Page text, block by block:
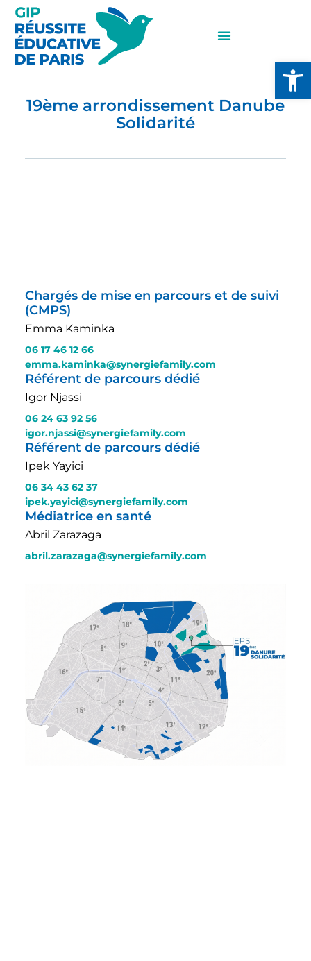
Ouvrir
19ème arrondissement Danube
Solidarité
Chargés de mise en parcours et de suivi
(CMPS)
Emma Kaminka
06 17 46 12 66
emma.kaminka@synergiefamily.com
Référent de parcours dédié
Igor Njassi
06 24 63 92 56
igor.njassi@synergiefamily.com
Référent de parcours dédié
Ipek Yayici
06 34 43 62 37
ipek.yayici@synergiefamily.com
Médiatrice en santé
Abril Zarazaga
abril.zarazaga@synergiefamily.com